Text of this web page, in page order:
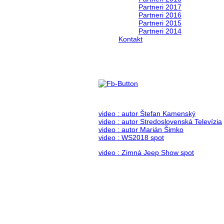
Partneri 2017
Partneri 2016
Partneri 2015
Partneri 2014
Kontakt
video : autor Štefan Kamenský
video : autor Stredoslovenská Televízia
video : autor Marián Šimko
video : WS2018 spot
video : Zimná Jeep Show spot